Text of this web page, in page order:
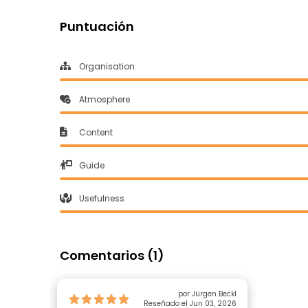
Puntuación
Organisation
Atmosphere
Content
Guide
Usefulness
Comentarios (1)
por Jürgen Beckl
Reseñado el Jun 03, 2026